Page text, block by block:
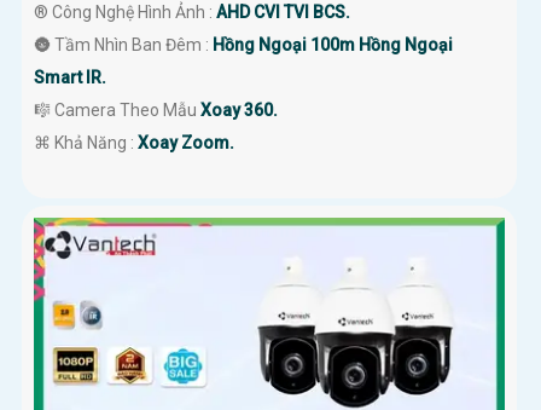
®️ Công Nghệ Hình Ảnh : AHD CVI TVI BCS.
🌚 Tầm Nhìn Ban Đêm : Hồng Ngoại 100m Hồng Ngoại
Smart IR.
🎼️ Camera Theo Mẫu Xoay 360.
️⌘ Khả Năng : Xoay Zoom.